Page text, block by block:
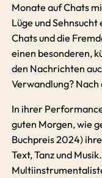
Monate auf Chats
Lüge und
Chats und die
einen besonderen,
den Nachrichten
Verwandlung?
In ihrer
guten Morgen, wie
Buchpreis 2024)
Text, Tanz und